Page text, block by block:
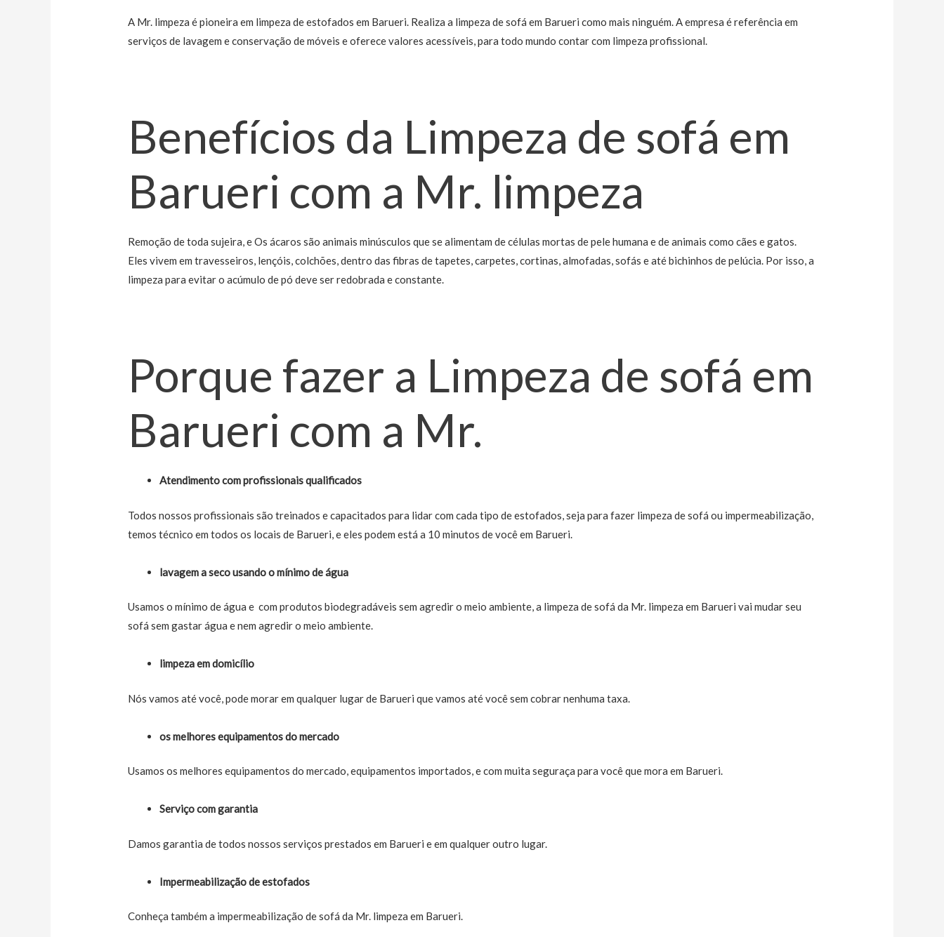
A Mr. limpeza é pioneira em limpeza de estofados em Barueri. Realiza a limpeza de sofá em Barueri como mais ninguém. A empresa é referência em
serviços de lavagem e conservação de móveis e oferece valores acessíveis, para todo mundo contar com limpeza profissional.
Benefícios da Limpeza de sofá em
Barueri com a Mr. limpeza
Remoção de toda sujeira, e Os ácaros são animais minúsculos que se alimentam de células mortas de pele humana e de animais como cães e gatos.
Eles vivem em travesseiros, lençóis, colchões, dentro das fibras de tapetes, carpetes, cortinas, almofadas, sofás e até bichinhos de pelúcia. Por isso, a
limpeza para evitar o acúmulo de pó deve ser redobrada e constante.
Porque fazer a Limpeza de sofá em
Barueri com a Mr.
Atendimento com profissionais qualificados
Todos nossos profissionais são treinados e capacitados para lidar com cada tipo de estofados, seja para fazer limpeza de sofá ou impermeabilização,
temos técnico em todos os locais de Barueri, e eles podem está a 10 minutos de você em Barueri.
lavagem a seco usando o mínimo de água
Usamos o mínimo de água e com produtos biodegradáveis sem agredir o meio ambiente, a limpeza de sofá da Mr. limpeza em Barueri vai mudar seu
sofá sem gastar água e nem agredir o meio ambiente.
limpeza em domicílio
Nós vamos até você, pode morar em qualquer lugar de Barueri que vamos até você sem cobrar nenhuma taxa.
os melhores equipamentos do mercado
Usamos os melhores equipamentos do mercado, equipamentos importados, e com muita seguraça para você que mora em Barueri.
Serviço com garantia
Damos garantia de todos nossos serviços prestados em Barueri e em qualquer outro lugar.
Impermeabilização de estofados
Conheça também a impermeabilização de sofá da Mr. limpeza em Barueri.